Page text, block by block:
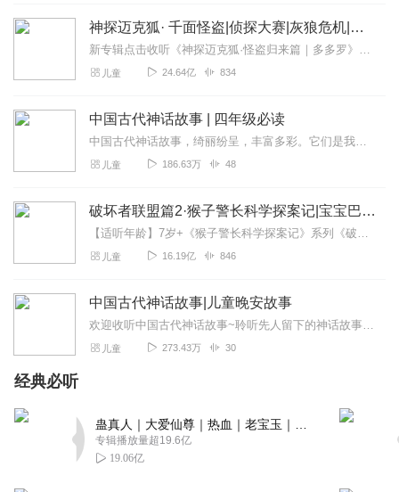
2021-07-24 神探迈克狐· 千面怪盗|侦探大赛|灰狼危机|多多罗
新专辑点击收听《神探迈克狐·怪盗归来篇｜多多罗》！！！>>>点击进入主播橱窗购买《神探迈克狐》系列图书吧!<<<多多罗故事【点击前往】收听多多罗其他好玩有趣的故...
儿童 24.64亿 834
中国古代神话故事 | 四年级必读
中国古代神话故事，绮丽纷呈，丰富多彩。它们是我们的先民对天地万物天真、朴素的艺术想象，也是对理想生活真诚、美好的期盼，表现了先辈们严重的神奇和心中的瑰丽。这些...
儿童 186.63万 48
破坏者联盟篇2·猴子警长科学探案记|宝宝巴士故事
【适听年龄】7岁+《猴子警长科学探案记》系列《破坏者联盟篇1·猴子警长科学探案记》>>>《破坏者联盟篇2·猴子警长科学探案记》>>>《破坏者联盟篇3·猴子警长科...
儿童 16.19亿 846
中国古代神话故事|儿童晚安故事
欢迎收听中国古代神话故事~聆听先人留下的神话故事，加深对古典文化的理解，《盘古开天地》《女娲造人》《女娲补天》《嫦娥奔月》《钻木取火》《愚公移山》《鲤鱼跳龙门》...
儿童 273.43万 30
经典必听
专辑播放量超19.6亿
19.06亿